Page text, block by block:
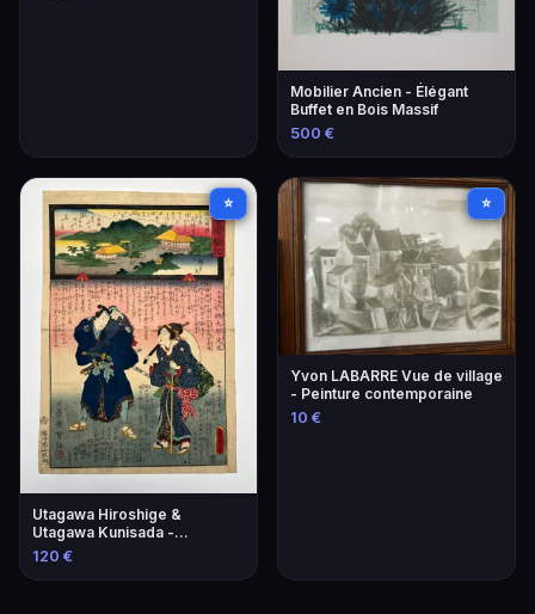
Mobilier Ancien - Élégant
Buffet en Bois Massif
500 €
⭐
Utagawa Hiroshige &
Utagawa Kunisada -
Estampes Japonaises
120 €
⭐
Yvon LABARRE Vue de village
- Peinture contemporaine
10 €